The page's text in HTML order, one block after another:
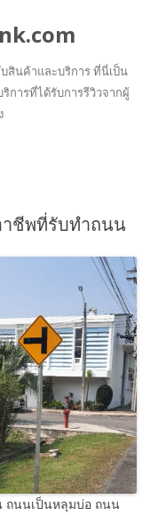
สินค้าและบริการ ที่นี่เป็น
การที่ได้รับการรีวิวจากผู้
าชีพที่รับทำถนน
ถนนเป็นหลุมบ่อ ถนน